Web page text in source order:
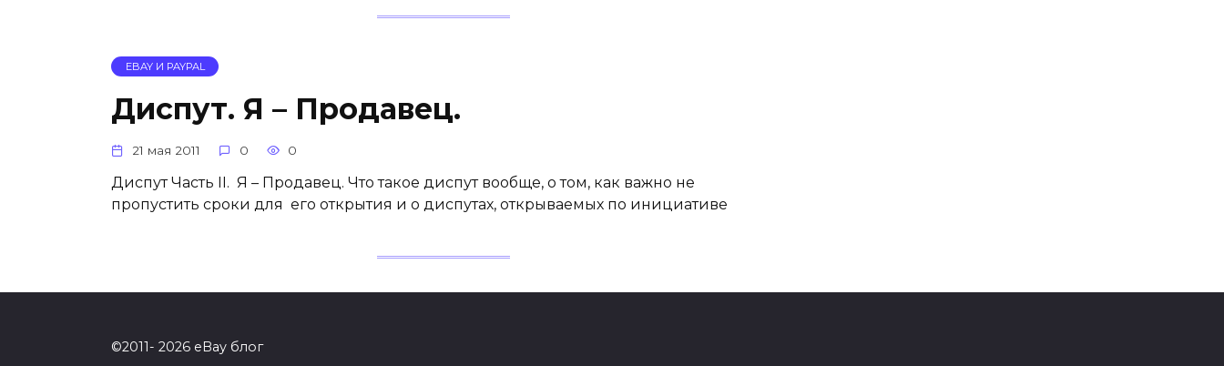
EBAY И PAYPAL
Диспут. Я – Продавец.
21 мая 2011 0 0
Диспут Часть II. Я – Продавец. Что такое диспут вообще, о том, как важно не
пропустить сроки для его открытия и о диспутах, открываемых по инициативе
©2011- 2026 eBay блог